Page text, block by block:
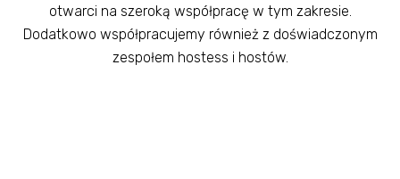
otwarci na szeroką współpracę w tym zakresie.
Dodatkowo współpracujemy również z doświadczonym
zespołem hostess i hostów.